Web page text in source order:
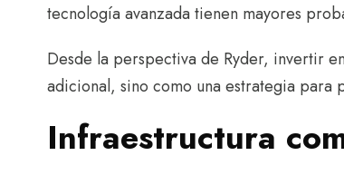
tecnología avanzada tienen mayores
Desde la perspectiva de Ryder, invertir
adicional, sino como una estrategia
Infraestructura